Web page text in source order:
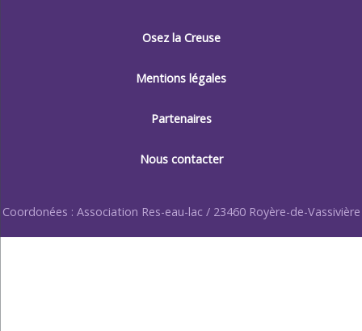
Osez la Creuse
Mentions légales
Partenaires
Nous contacter
Coordonées : Association Res-eau-lac / 23460 Royère-de-Vassivière